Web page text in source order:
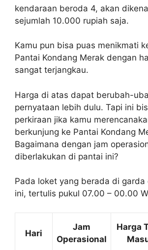
kendaraan beroda 4, akan
sejumlah 10.000 rupiah saja.
Kamu pun bisa puas menikmati
Pantai Kondang Merak dengan
sangat terjangkau.
Harga di atas dapat berubah-
pernyataan lebih dulu. Tapi ini
perkiraan jika kamu
berkunjung ke Pantai Kondang
Bagaimana dengan jam
diberlakukan di pantai ini?
Pada loket yang berada di garda
ini, tertulis pukul 07.00 – 00.00
Hari
Jam
Operasional
Harga